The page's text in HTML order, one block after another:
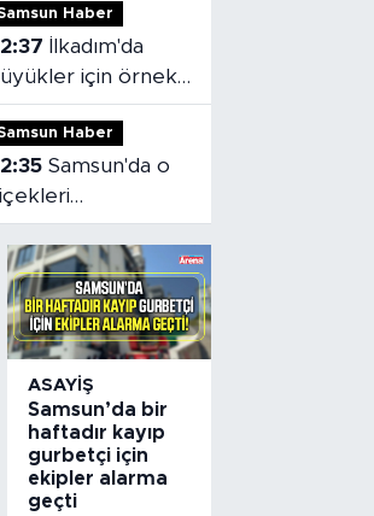
Haber
için örnek
Haber
Samsun'da o
cezası
bin TL
ASAYIŞ
Samsun’da bir
haftadır kayıp
gurbetçi için
ekipler alarma
geçti